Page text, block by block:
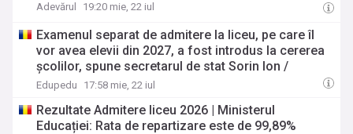
Adevărul 19:20 mie, 22 iul
Examenul separat de admitere la liceu, pe care îl
vor avea elevii din 2027, a fost introdus la cererea
școlilor, spune secretarul de stat Sorin Ion /
Ministerul Educației nu indică nicio analiză
dea elevilor încă o șansă
Edupedu 17:58 mie, 22 iul
Rezultate Admitere liceu 2026 | Ministerul
Educației: Rata de repartizare este de 99,89%